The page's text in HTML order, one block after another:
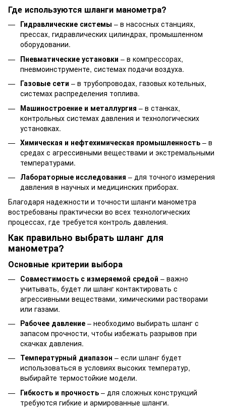
Где используются шланги манометра?
Гидравлические системы – в насосных станциях,
прессах, гидравлических цилиндрах, промышленном
оборудовании.
Пневматические установки – в компрессорах,
пневмоинструменте, системах подачи воздуха.
Газовые сети – в трубопроводах, газовых котельных,
системах распределения топлива.
Машиностроение и металлургия – в станках,
контрольных системах давления и технологических
установках.
Химическая и нефтехимическая промышленность – в
средах с агрессивными веществами и экстремальными
температурами.
Лабораторные исследования – для точного измерения
давления в научных и медицинских приборах.
Благодаря надежности и точности шланги манометра
востребованы практически во всех технологических
процессах, где требуется контроль давления.
Как правильно выбрать шланг для
манометра?
Основные критерии выбора
Совместимость с измеряемой средой – важно
учитывать, будет ли шланг контактировать с
агрессивными веществами, химическими растворами
или газами.
Рабочее давление – необходимо выбирать шланг с
запасом прочности, чтобы избежать разрывов при
скачках давления.
Температурный диапазон – если шланг будет
использоваться в условиях высоких температур,
выбирайте термостойкие модели.
Гибкость и прочность – для сложных конструкций
требуются гибкие и армированные шланги.